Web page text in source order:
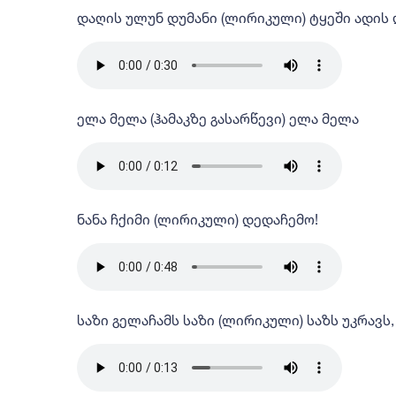
დაღის ულუნ დუმანი (ლირიკული) ტყეში
ელა მელა (ჰამაკზე გასარწევი) ელა მელა
ნანა ჩქიმი (ლირიკული) დედაჩემო!
საზი გელაჩამს საზი (ლირიკული) საზს უკრავს,